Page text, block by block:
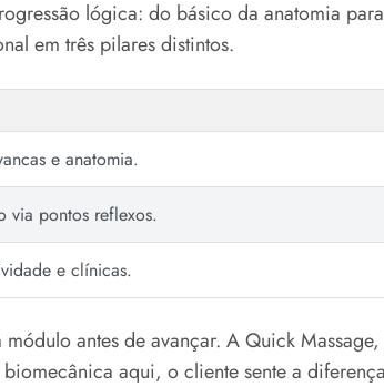
lógica: do básico da anatomia
em três pilares distintos.
e anatomia.
via pontos reflexos.
e clínicas.
antes de avançar. A Quick
aqui, o cliente sente a